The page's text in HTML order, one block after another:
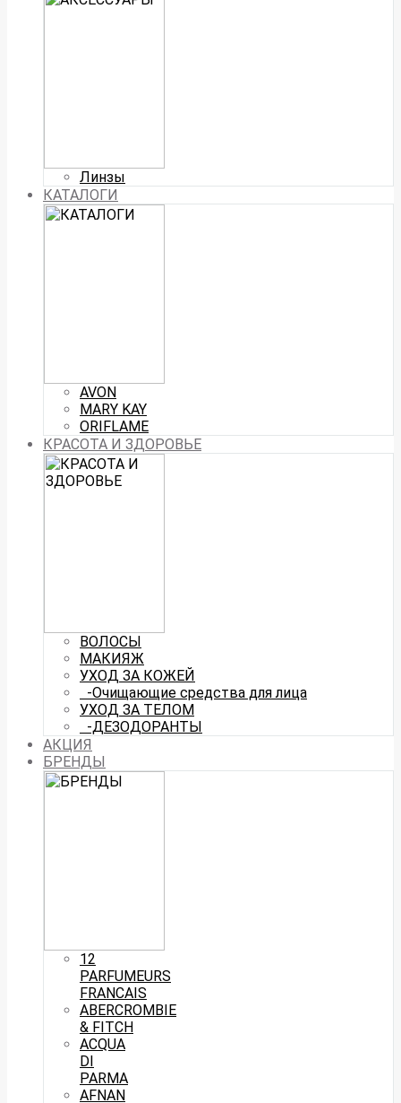
Линзы
КАТАЛОГИ
AVON
MARY KAY
ORIFLAME
КРАСОТА И ЗДОРОВЬЕ
ВОЛОСЫ
МАКИЯЖ
УХОД ЗА КОЖЕЙ
-Очищающие средства для лица
УХОД ЗА ТЕЛОМ
-ДЕЗОДОРАНТЫ
АКЦИЯ
БРЕНДЫ
12
PARFUMEURS
FRANCAIS
ABERCROMBIE
& FITCH
ACQUA
DI
PARMA
AFNAN